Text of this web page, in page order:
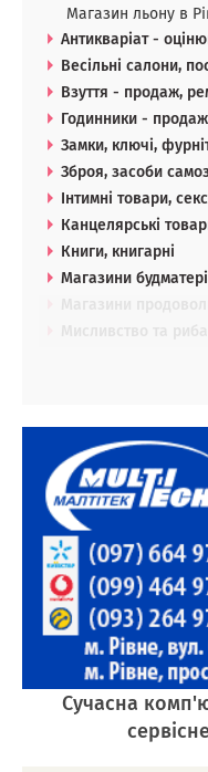
Магазин льону в
Антикваріат -
Весільні салони,
Взуття - продаж,
Годинники - продаж
Замки, ключі,
Зброя, засоби
Інтимні товари,
Канцелярські
Книги, книгарні
Магазини
Мисливство та
Сучасна